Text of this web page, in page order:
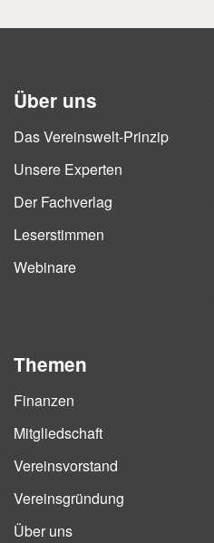
Über uns
Das Vereinswelt-Prinzip
Unsere Experten
Der Fachverlag
Leserstimmen
Webinare
Themen
Finanzen
Mitgliedschaft
Vereinsvorstand
Vereinsgründung
Über uns